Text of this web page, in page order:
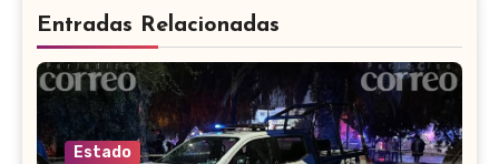
Entradas Relacionadas
Estado